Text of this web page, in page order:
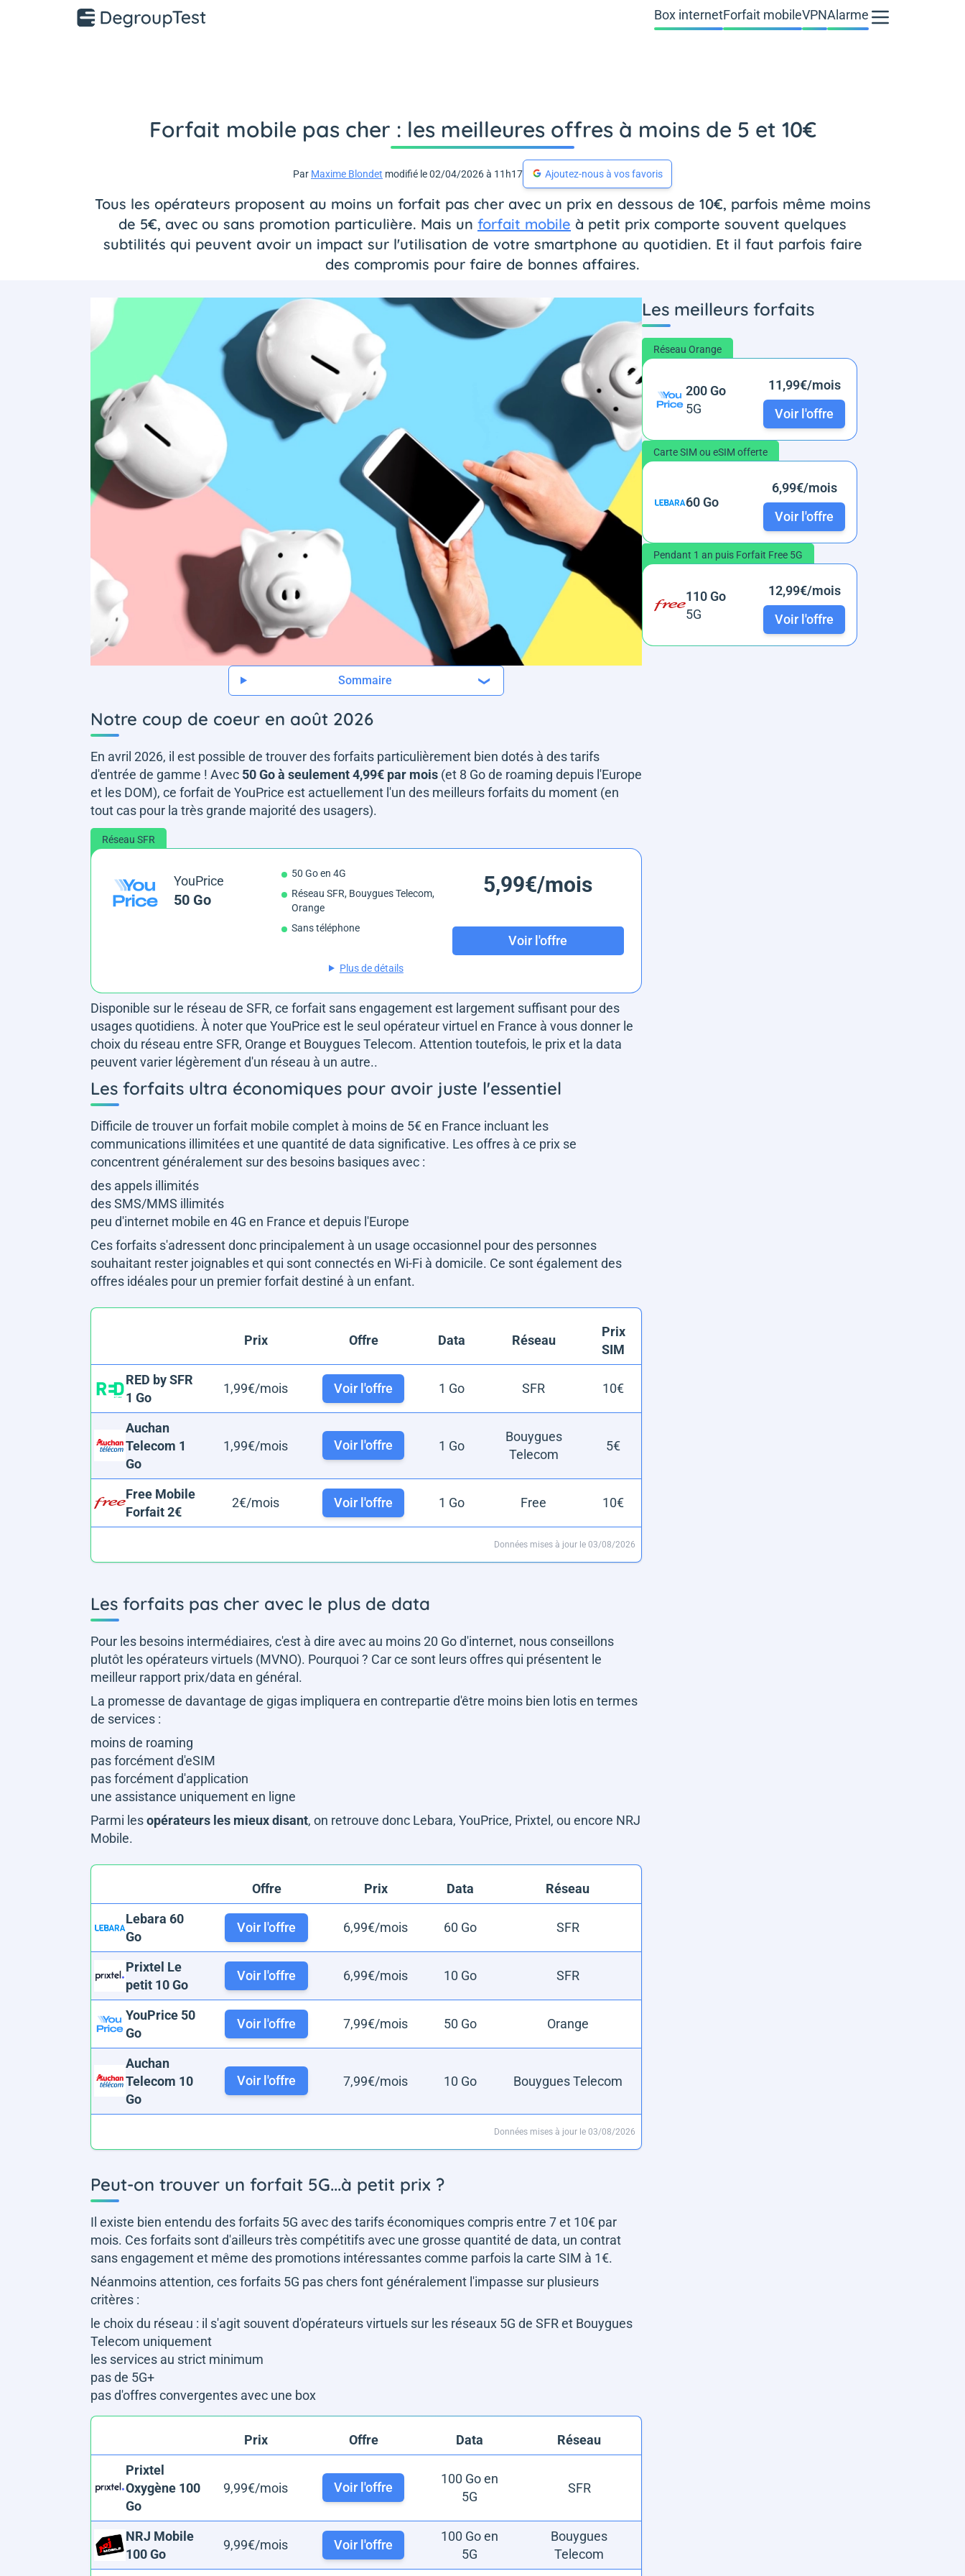
Box internetForfait mobileVPNAlarme
Forfait mobile pas cher : les meilleures offres à moins de 5 et 10€
Par Maxime Blondet modifié le 02/04/2026 à 11h17 Ajoutez-nous à vos favoris
Tous les opérateurs proposent au moins un forfait pas cher avec un prix en dessous de 10€, parfois même moins
de 5€, avec ou sans promotion particulière. Mais un forfait mobile à petit prix comporte souvent quelques
subtilités qui peuvent avoir un impact sur l'utilisation de votre smartphone au quotidien. Et il faut parfois faire
des compromis pour faire de bonnes affaires.
Sommaire
Notre coup de coeur en août 2026
En avril 2026, il est possible de trouver des forfaits particulièrement bien dotés à des tarifs
d'entrée de gamme ! Avec 50 Go à seulement 4,99€ par mois (et 8 Go de roaming depuis l'Europe
et les DOM), ce forfait de YouPrice est actuellement l'un des meilleurs forfaits du moment (en
tout cas pour la très grande majorité des usagers).
Réseau SFR
YouPrice
50 Go
50 Go en 4G
Réseau SFR, Bouygues Telecom,
Orange
Sans téléphone
5,99€/mois
Voir l'offre
Plus de détails
Disponible sur le réseau de SFR, ce forfait sans engagement est largement suffisant pour des
usages quotidiens. À noter que YouPrice est le seul opérateur virtuel en France à vous donner le
choix du réseau entre SFR, Orange et Bouygues Telecom. Attention toutefois, le prix et la data
peuvent varier légèrement d'un réseau à un autre..
Les forfaits ultra économiques pour avoir juste l'essentiel
Difficile de trouver un forfait mobile complet à moins de 5€ en France incluant les
communications illimitées et une quantité de data significative. Les offres à ce prix se
concentrent généralement sur des besoins basiques avec :
des appels illimités
des SMS/MMS illimités
peu d'internet mobile en 4G en France et depuis l'Europe
Ces forfaits s'adressent donc principalement à un usage occasionnel pour des personnes
souhaitant rester joignables et qui sont connectés en Wi-Fi à domicile. Ce sont également des
offres idéales pour un premier forfait destiné à un enfant.
Prix Offre Data Réseau
Prix
SIM
RED by SFR
1 Go
1,99€/mois Voir l'offre 1 Go SFR 10€
Auchan
Telecom 1
Go
1,99€/mois Voir l'offre 1 Go
Bouygues
Telecom
5€
Free Mobile
Forfait 2€
2€/mois Voir l'offre 1 Go Free 10€
Données mises à jour le 03/08/2026
Les forfaits pas cher avec le plus de data
Pour les besoins intermédiaires, c'est à dire avec au moins 20 Go d'internet, nous conseillons
plutôt les opérateurs virtuels (MVNO). Pourquoi ? Car ce sont leurs offres qui présentent le
meilleur rapport prix/data en général.
La promesse de davantage de gigas impliquera en contrepartie d'être moins bien lotis en termes
de services :
moins de roaming
pas forcément d'eSIM
pas forcément d'application
une assistance uniquement en ligne
Parmi lesopérateurs les mieux disant, on retrouve donc Lebara, YouPrice, Prixtel, ou encore NRJ
Mobile.
Offre Prix Data
Réseau
Lebara 60
Go
Voir l'offre 6,99€/mois 60 Go SFR
Prixtel Le
petit 10 Go
Voir l'offre 6,99€/mois 10 Go SFR
YouPrice 50
Go
Voir l'offre 7,99€/mois 50 Go Orange
Auchan
Telecom 10
Go
Voir l'offre 7,99€/mois 10 Go Bouygues Telecom
Données mises à jour le 03/08/2026
Peut-on trouver un forfait 5G...à petit prix ?
Il existe bien entendu des forfaits 5G avec des tarifs économiques compris entre 7 et 10€ par
mois. Ces forfaits sont d'ailleurs très compétitifs avec une grosse quantité de data, un contrat
sans engagement et même des promotions intéressantes comme parfois la carte SIM à 1€.
Néanmoins attention, ces forfaits 5G pas chers font généralement l'impasse sur plusieurs
critères :
le choix du réseau : il s'agit souvent d'opérateurs virtuels sur les réseaux 5G de SFR et Bouygues
Telecom uniquement
les services au strict minimum
pas de 5G+
pas d'offres convergentes avec une box
Prix Offre Data
Réseau
Prixtel
Oxygène 100
Go
9,99€/mois Voir l'offre
100 Go en
5G
SFR
NRJ Mobile
100 Go
9,99€/mois Voir l'offre
100 Go en
5G
Bouygues
Telecom
Les meilleurs forfaits
Réseau Orange
200 Go
5G
11,99€/mois
Voir l'offre
Carte SIM ou eSIM offerte
60 Go
6,99€/mois
Voir l'offre
Pendant 1 an puis Forfait Free 5G
110 Go
5G
12,99€/mois
Voir l'offre